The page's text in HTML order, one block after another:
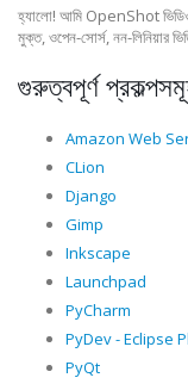
হ্যালো! আমি OpenShot ভিডিও
মুক্ত, ওপেন-সোর্স, নন-লিনিয়ার
গুরুত্বপূর্ণ
Amazon Web
CLion
Django
Gimp
Inkscape
Launchpad
PyCharm
PyDev - Eclipse
PyQt